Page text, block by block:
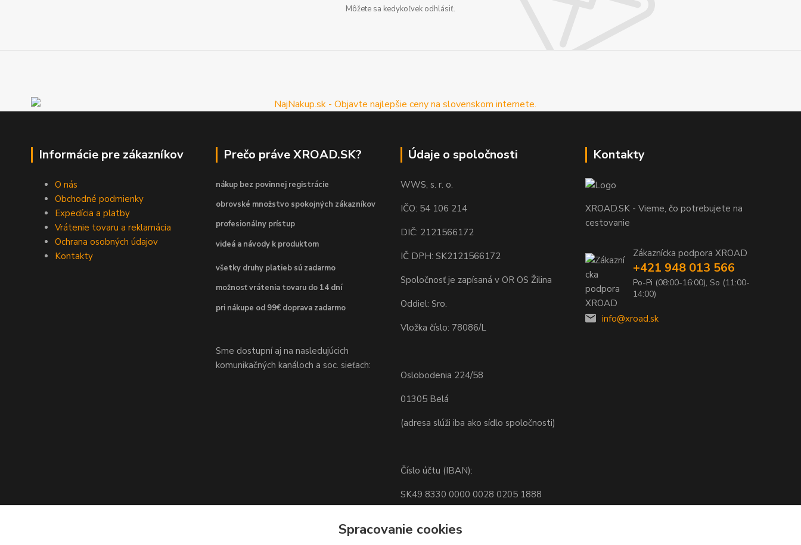
Môžete sa kedykoľvek odhlásiť.
Informácie pre zákazníkov
O nás
Obchodné podmienky
Expedícia a platby
Vrátenie tovaru a reklamácia
Ochrana osobných údajov
Kontakty
Prečo práve XROAD.SK?
nákup bez povinnej registrácie
obrovské množstvo spokojných zákazníkov
profesionálny prístup
videá a návody k produktom
všetky druhy platieb sú zadarmo
možnosť vrátenia tovaru do 14 dní
pri nákupe od 99€ doprava zadarmo
Sme dostupní aj na nasledujúcich
komunikačných kanáloch a soc. sieťach:
Údaje o spoločnosti
WWS, s. r. o.
IČO: 54 106 214
DIČ: 2121566172
IČ DPH: SK2121566172
Spoločnosť je zapísaná v OR OS Žilina
Oddiel: Sro.
Vložka číslo: 78086/L
Oslobodenia 224/58
01305 Belá
(adresa slúži iba ako sídlo spoločnosti)
Číslo účtu (IBAN):
SK49 8330 0000 0028 0205 1888
Kontakty
XROAD.SK - Vieme, čo potrebujete na
cestovanie
Zákaznícka podpora XROAD
+421 948 013 566
Po-Pi (08:00-16:00), So (11:00-
14:00)
info@xroad.sk
Spracovanie cookies